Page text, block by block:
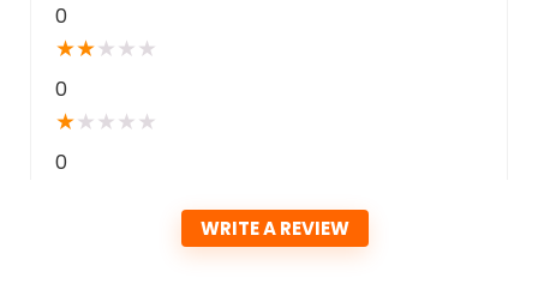
0
★★★ ★ ★
0
★★ ★ ★ ★
0
WRITE A REVIEW